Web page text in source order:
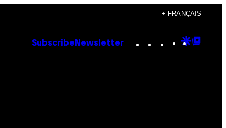
+ FRANÇAIS
Subscribe Newsletter Instagram
TikTok
YouTube
Google